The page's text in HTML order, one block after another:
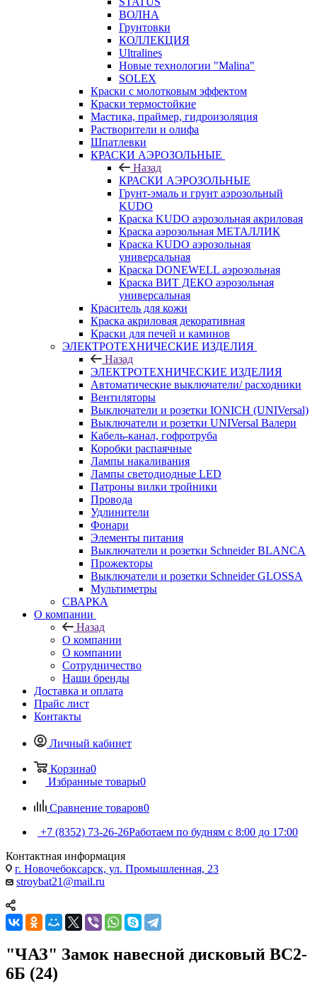
ВОЛНА
Грунтовки
КОЛЛЕКЦИЯ
Ultralines
Новые технологии "Malina"
SOLEX
Краски с молотковым эффектом
Краски термостойкие
Мастика, праймер, гидроизоляция
Растворители и олифа
Шпатлевки
КРАСКИ АЭРОЗОЛЬНЫЕ
Назад
КРАСКИ АЭРОЗОЛЬНЫЕ
Грунт-эмаль и грунт аэрозольный
KUDO
Краска KUDO аэрозольная акриловая
Краска аэрозольная МЕТАЛЛИК
Краска KUDO аэрозольная
универсальная
Краска DONEWELL аэрозольная
Краска ВИТ ДЕКО аэрозольная
универсальная
Краситель для кожи
Краска акриловая декоративная
Краски для печей и каминов
ЭЛЕКТРОТЕХНИЧЕСКИЕ ИЗДЕЛИЯ
Назад
ЭЛЕКТРОТЕХНИЧЕСКИЕ ИЗДЕЛИЯ
Автоматические выключатели/ расходники
Вентиляторы
Выключатели и розетки IONICH (UNIVersal)
Выключатели и розетки UNIVersal Валери
Кабель-канал, гофротруба
Коробки распаячные
Лампы накаливания
Лампы светодиодные LED
Патроны вилки тройники
Провода
Удлинители
Фонари
Элементы питания
Выключатели и розетки Schneider BLANCA
Прожекторы
Выключатели и розетки Schneider GLOSSA
Мультиметры
СВАРКА
О компании
Назад
О компании
О компании
Сотрудничество
Наши бренды
Доставка и оплата
Прайс лист
Контакты
Личный кабинет
Корзина0
Избранные товары0
Сравнение товаров0
+7 (8352) 73-26-26Работаем по будням с 8:00 до 17:00
Контактная информация
г. Новочебоксарск, ул. Промышленная, 23
stroybat21@mail.ru
"ЧАЗ" Замок навесной дисковый ВС2-
6Б (24)